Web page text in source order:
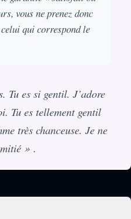
vous ne prenez donc
qui correspond le
Tu es si gentil. J’adore
Tu es tellement gentil
très chanceuse. Je ne
» .